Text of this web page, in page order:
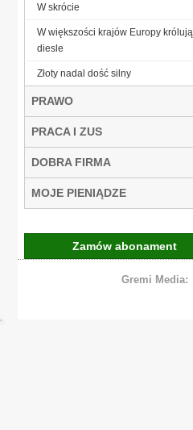
W skrócie
W większości krajów Europy królują
diesle
Złoty nadal dość silny
PRAWO
PRACA I ZUS
DOBRA FIRMA
MOJE PIENIĄDZE
Zamów abonament
Gremi Media: